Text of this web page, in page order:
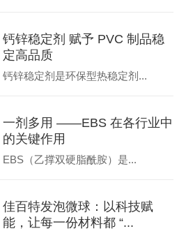
钙锌稳定剂 赋予 PVC 制品稳
定高品质
钙锌稳定剂是环保型热稳定剂...
一剂多用 ——EBS 在各行业中
的关键作用
EBS（乙撑双硬脂酰胺）是...
佳百特发泡微球：以科技赋
能，让每一份材料都 “...